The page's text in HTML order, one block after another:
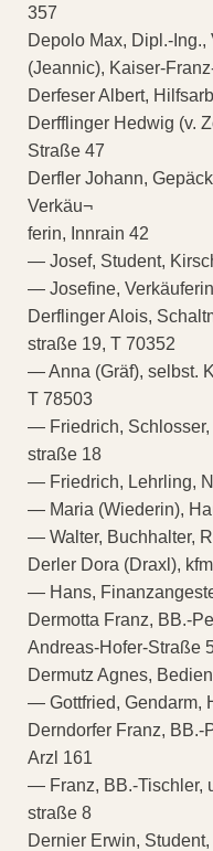
357
Depolo Max, Dipl.-
(Jeannic), Kaiser-
Derfeser Albert,
Derfflinger Hedwig (v.
Straße 47
Derfler Johann,
Verkäu¬
ferin, Innrain 42
— Josef, Student,
— Josefine,
Derflinger Alois,
straße 19, T 70352
— Anna (Gräf), selbst.
T 78503
— Friedrich, Schlosser,
straße 18
— Friedrich, Lehrling,
— Maria (Wiederin),
— Walter, Buchhalter,
Derler Dora (Draxl),
— Hans,
Dermotta Franz, BB.-
Andreas-Hofer-Straße
Dermutz Agnes,
— Gottfried, Gendarm,
Derndorfer Franz,
Arzl 161
— Franz, BB.-Tischler,
straße 8
Dernier Erwin,